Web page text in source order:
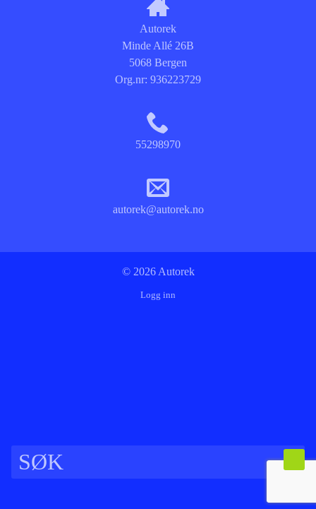
Autorek
Minde Allé 26B
5068 Bergen
Org.nr: 936223729
55298970
autorek@autorek.no
© 2026 Autorek
Logg inn